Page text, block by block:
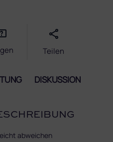
Teilen
DISKUSSION
abweichen